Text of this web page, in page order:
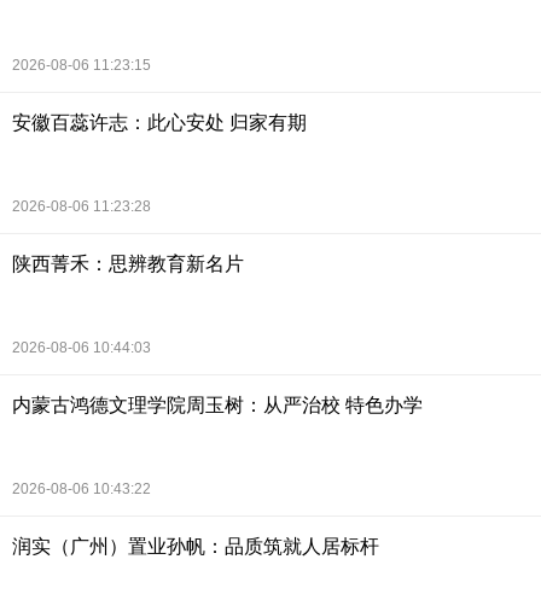
2026-08-06 11:23:15
安徽百蕊许志：此心安处 归家有期
2026-08-06 11:23:28
陕西菁禾：思辨教育新名片
2026-08-06 10:44:03
内蒙古鸿德文理学院周玉树：从严治校 特色办学
2026-08-06 10:43:22
润实（广州）置业孙帆：品质筑就人居标杆